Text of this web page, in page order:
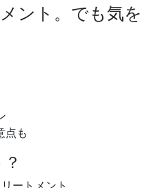
ント。でも気を
点も